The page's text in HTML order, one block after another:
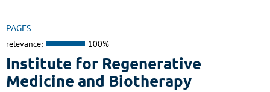
PAGES
relevance: 100%
Institute for Regenerative
Medicine and Biotherapy